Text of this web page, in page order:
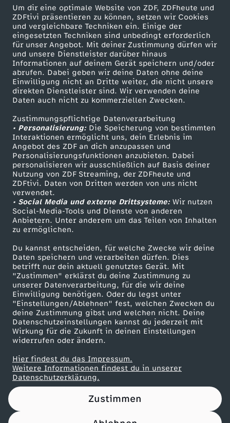
Um dir eine optimale Website von ZDF, ZDFheute und
ZDFtivi präsentieren zu können, setzen wir Cookies
und vergleichbare Techniken ein. Einige der
eingesetzten Techniken sind unbedingt erforderlich
für unser Angebot. Mit deiner Zustimmung dürfen wir
und unsere Dienstleister darüber hinaus
Informationen auf deinem Gerät speichern und/oder
abrufen. Dabei geben wir deine Daten ohne deine
Einwilligung nicht an Dritte weiter, die nicht unsere
direkten Dienstleister sind. Wir verwenden deine
Daten auch nicht zu kommerziellen Zwecken.
Zustimmungspflichtige Datenverarbeitung
• Personalisierung:Die Speicherung von bestimmten
Interaktionen ermöglicht uns, dein Erlebnis im
Angebot des ZDF an dich anzupassen und
Personalisierungsfunktionen anzubieten. Dabei
personalisieren wir ausschließlich auf Basis deiner
Nutzung von ZDF Streaming, der ZDFheute und
ZDFtivi. Daten von Dritten werden von uns nicht
verwendet.
• Social Media und externe Drittsysteme:Wir nutzen
Social-Media-Tools und Dienste von anderen
Anbietern. Unter anderem um das Teilen von Inhalten
zu ermöglichen.
Du kannst entscheiden, für welche Zwecke wir deine
Daten speichern und verarbeiten dürfen. Dies
betrifft nur dein aktuell genutztes Gerät. Mit
"Zustimmen" erklärst du deine Zustimmung zu
unserer Datenverarbeitung, für die wir deine
Einwilligung benötigen. Oder du legst unter
"Einstellungen/Ablehnen" fest, welchen Zwecken du
deine Zustimmung gibst und welchen nicht. Deine
Datenschutzeinstellungen kannst du jederzeit mit
Wirkung für die Zukunft in deinen Einstellungen
widerrufen oder ändern.
Hier findest du das Impressum.
Weitere Informationen findest du in unserer
Datenschutzerklärung.
Zustimmen
o
ß
e
U
n
g
l
e
i
c
h
h
e
i
t
-
Mehr ZDF
ZDF-Apps
Smart TV
ZDFtext
Livestreams
Sendungen A-Z
TV-Programm
Service
ZDFmitreden
Kontakt zum ZDF
Tickets
Zuschauerservice
Hilfe
ZDF Unternehmen
Karriere
ZDF goes Schule
Werbefernsehen
Mainzelmännchen
Partner